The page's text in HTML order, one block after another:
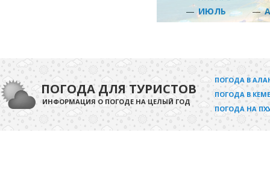
— ИЮЛЬ —
ПОГОДА ДЛЯ ТУРИСТОВ
ИНФОРМАЦИЯ О ПОГОДЕ НА ЦЕЛЫЙ ГОД
ПОГОДА В
ПОГОДА В
ПОГОДА НА